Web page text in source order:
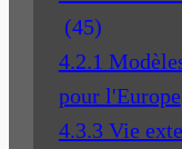
(45)
4.2.1
pour l'Europe
4.3.3 Vie